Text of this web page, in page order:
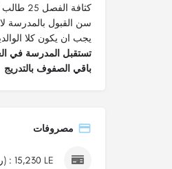
كثافة الفصل 25 طالب كحد أقصي
سن القبول بالمدرسة لا يقل عن 4 سنوات ولا يزيد عن
يجب ان يكون كلا
باقي الصفوف بالتدريج
مصروفات
FS 1 (رياض اطفال) : 15,230 LE